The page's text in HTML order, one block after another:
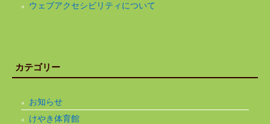
ウェブアクセシビリティについて
カテゴリー
お知らせ
けやき体育館